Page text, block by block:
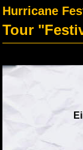
Hurricane
Tour